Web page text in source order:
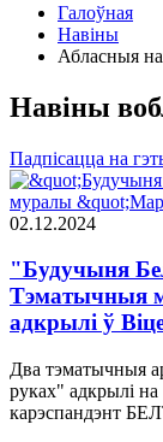
Галоўная
Навіны
Абласныя
Навіны
Падпісацца на
02.12.2024
"Будучыня
Тэматычныя
адкрылі ў
Два тэматычныя
руках" адкрылі
карэспандэнт